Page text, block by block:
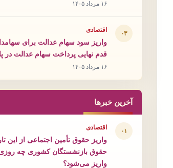
۱۶ مرداد ۱۴۰۵
۰۳ اقتصادی
واریز سود سهام عدالت برای
قدم نهایی پرداخت سهام عدالت در
۱۶ مرداد ۱۴۰۵
آخرین خبرها
۰۱ اقتصادی
واریز حقوق تأمین اجتماعی از این
حقوق بازنشستگان کشوری چه
واریز می‌شود؟